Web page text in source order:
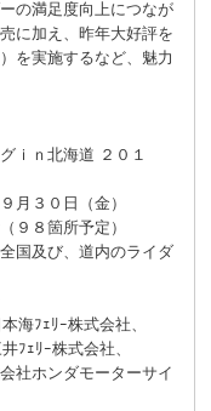
の満足度向上につなが
に加え、昨年大好評を
を実施するなど、魅力
ｉｎ北海道 ２０１
月３０日（金）
９８箇所予定）
国及び、道内のライダ
海ﾌｪﾘｰ株式会社、
ﾌｪﾘｰ株式会社、
社ホンダモーターサイ